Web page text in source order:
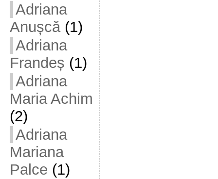
Adriana
Anușcă(1)
Adriana
Frandeș (1)
Adriana
Maria Achim
(2)
Adriana
Mariana
Palce (1)